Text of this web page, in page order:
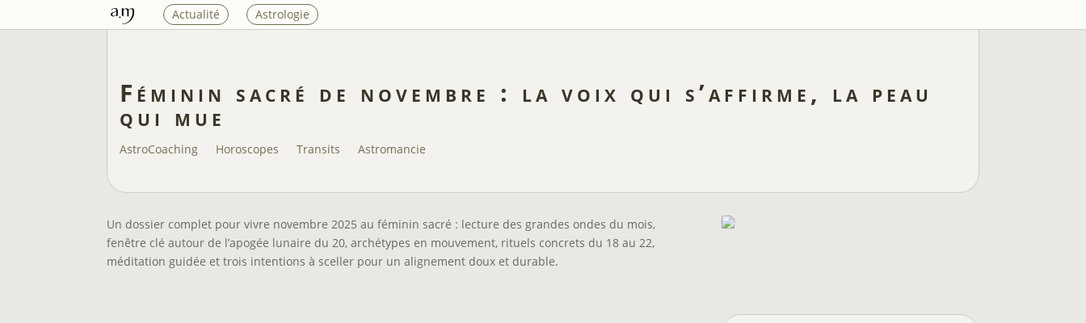
Actualité Astrologie
Féminin sacré de novembre : la voix qui s’affirme, la peau
qui mue
AstroCoaching Horoscopes Transits Astromancie
Un dossier complet pour vivre novembre 2025 au féminin sacré : lecture des grandes ondes du mois,
fenêtre clé autour de l’apogée lunaire du 20, archétypes en mouvement, rituels concrets du 18 au 22,
méditation guidée et trois intentions à sceller pour un alignement doux et durable.